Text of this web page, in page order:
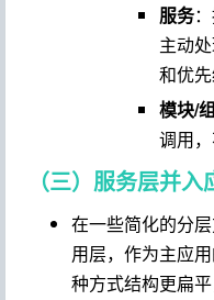
服务
主动
和优先
模块/
调用
（三）服务层并
在一些简化的分
用层，作为主应用
种方式结构更扁